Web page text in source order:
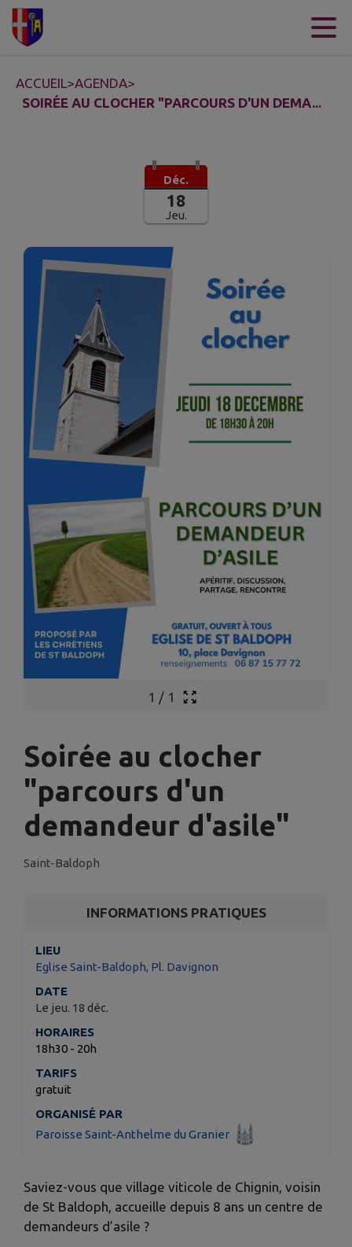
Contenu
ACCUEIL>AGENDA>
SOIRÉE AU CLOCHER "PARCOURS D'UN DEMA...
Déc.
18
Jeu.
1 / 1
Soirée au clocher
"parcours d'un
demandeur d'asile"
Saint-Baldoph
INFORMATIONS PRATIQUES
LIEU
Eglise Saint-Baldoph, Pl. Davignon
DATE
Le jeu. 18 déc.
HORAIRES
18h30 - 20h
TARIFS
gratuit
ORGANISÉ PAR
Paroisse Saint-Anthelme du Granier
Saviez-vous que village viticole de Chignin, voisin
de St Baldoph, accueille depuis 8 ans un centre de
demandeurs d’asile ?